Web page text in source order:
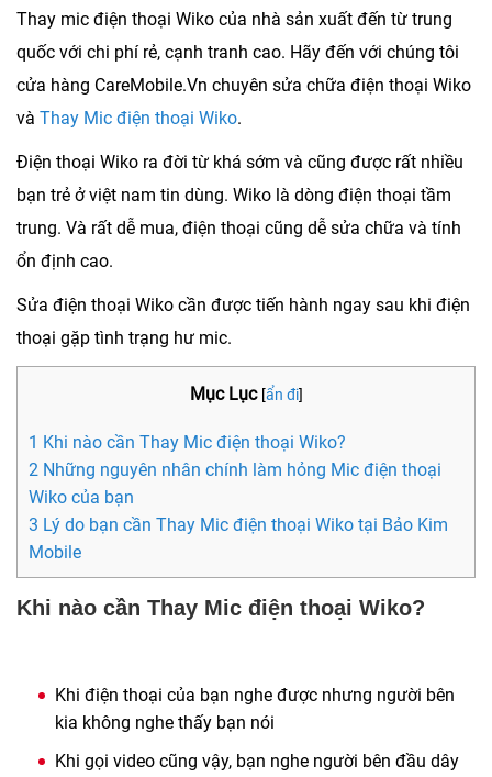
Thay mic điện thoại Wiko của nhà sản xuất đến từ trung
quốc với chi phí rẻ, cạnh tranh cao. Hãy đến với chúng tôi
cửa hàng CareMobile.Vn chuyên sửa chữa điện thoại Wiko
và Thay Mic điện thoại Wiko.
Điện thoại Wiko ra đời từ khá sớm và cũng được rất nhiều
bạn trẻ ở việt nam tin dùng. Wiko là dòng điện thoại tầm
trung. Và rất dễ mua, điện thoại cũng dễ sửa chữa và tính
ổn định cao.
Sửa điện thoại Wiko cần được tiến hành ngay sau khi điện
thoại gặp tình trạng hư mic.
Mục Lục [ẩn đi]
1 Khi nào cần Thay Mic điện thoại Wiko?
2 Những nguyên nhân chính làm hỏng Mic điện thoại
Wiko của bạn
3 Lý do bạn cần Thay Mic điện thoại Wiko tại Bảo Kim
Mobile
Khi nào cần Thay Mic điện thoại Wiko?
Khi điện thoại của bạn nghe được nhưng người bên
kia không nghe thấy bạn nói
Khi gọi video cũng vậy, bạn nghe người bên đầu dây